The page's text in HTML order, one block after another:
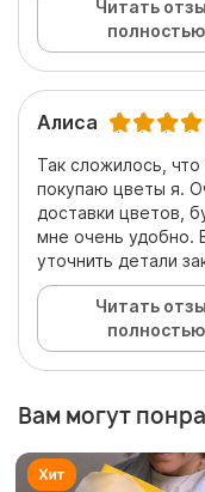
Читать
полностью
Алиса
Так сложилось,
покупаю цветы я.
доставки цветов,
мне очень удобно.
уточнить детали
Читать
полностью
Вам могут